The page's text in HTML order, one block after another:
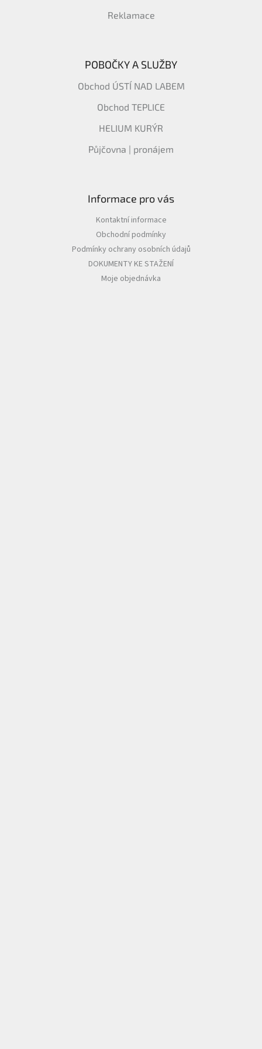
Reklamace
POBOČKY A SLUŽBY
Obchod ÚSTÍ NAD LABEM
Obchod TEPLICE
HELIUM KURÝR
Půjčovna | pronájem
Informace pro vás
Kontaktní informace
Obchodní podmínky
Podmínky ochrany osobních údajů
DOKUMENTY KE STAŽENÍ
Moje objednávka